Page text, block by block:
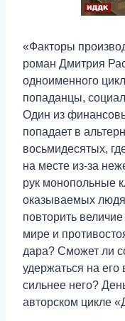
«Факторы
роман Дмитрия
одноименного
попаданцы,
Один из
попадает в
восьмидесятых,
на месте из-за
рук монопольные
оказываемых
повторить
мире и
дара? Сможет ли
удержаться на его
сильнее него?
авторском цикле